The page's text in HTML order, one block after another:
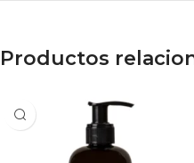
Productos